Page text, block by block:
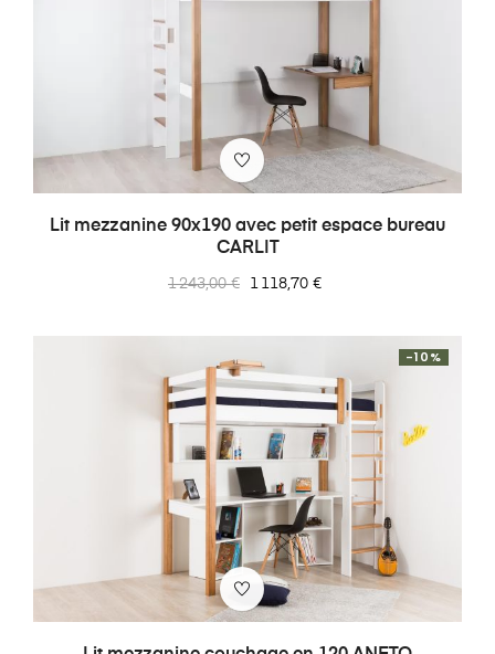
Lit mezzanine 90x190 avec petit espace bureau
CARLIT
Prix
1 243,00 € Prix
1 118,70 €
-10%